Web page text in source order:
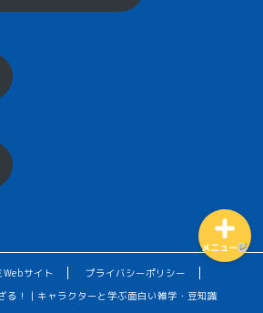
Webサイト
プライバシーポリシー
！｜キャラクターと学ぶ面白い雑学・豆知識
メニュー